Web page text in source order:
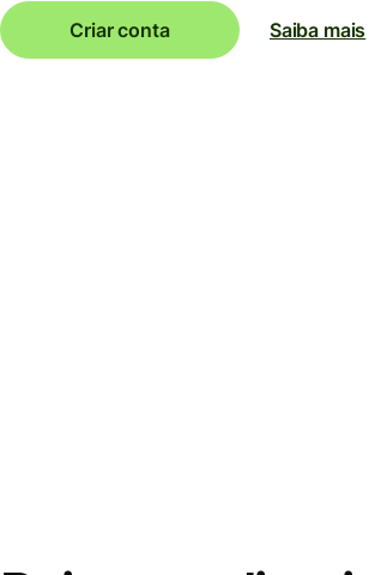
Criar conta Saiba mais